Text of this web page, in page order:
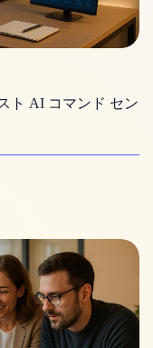
ト AI コマンド セン